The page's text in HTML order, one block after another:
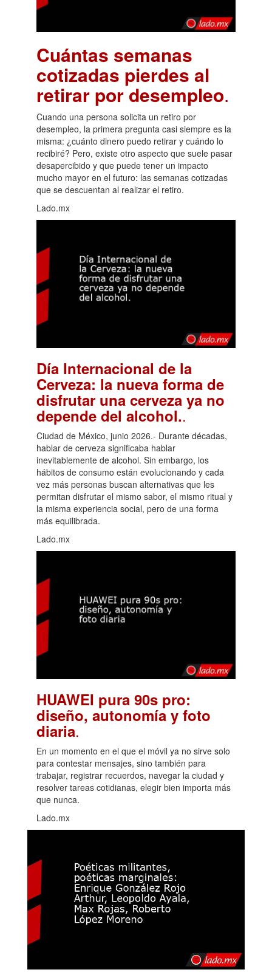
Cuántas semanas
cotizadas pierdes al
retirar por desempleo.
Cuando una persona solicita un retiro por
desempleo, la primera pregunta casi siempre es la
misma: ¿cuánto dinero puedo retirar y cuándo lo
recibiré? Pero, existe otro aspecto que suele pasar
desapercibido y que puede tener un impacto
mucho mayor en el futuro: las semanas cotizadas
que se descuentan al realizar el retiro.
Lado.mx
Día Internacional de la
Cerveza: la nueva forma de
disfrutar una cerveza ya no
depende del alcohol..
Ciudad de México, junio 2026.- Durante décadas,
hablar de cerveza significaba hablar
inevitablemente de alcohol. Sin embargo, los
hábitos de consumo están evolucionando y cada
vez más personas buscan alternativas que les
permitan disfrutar el mismo sabor, el mismo ritual y
la misma experiencia social, pero de una forma
más equilibrada.
Lado.mx
HUAWEI pura 90s pro:
diseño, autonomía y foto
diaria.
En un momento en el que el móvil ya no sirve solo
para contestar mensajes, sino también para
trabajar, registrar recuerdos, navegar la ciudad y
resolver tareas cotidianas, elegir bien importa más
que nunca.
Lado.mx